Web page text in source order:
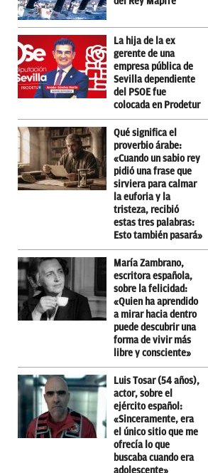
La hija de la ex
gerente de una
empresa pública de
Sevilla dependiente
del PSOE fue
colocada en Prodetur
Qué significa el
proverbio árabe:
«Cuando un sabio rey
pidió una frase que
sirviera para calmar
la euforia y la
tristeza, recibió
estas tres palabras:
Esto también pasará»
María Zambrano,
escritora española,
sobre la felicidad:
«Quien ha aprendido
a mirar hacia dentro
puede descubrir una
forma de vivir más
libre y consciente»
Luis Tosar (54 años),
actor, sobre el
ejército español:
«Sinceramente, era
el único sitio que me
ofrecía lo que
buscaba cuando era
adolescente»